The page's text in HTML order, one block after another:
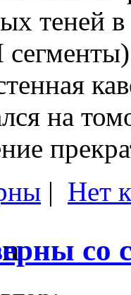
теней
на
| Нет
со